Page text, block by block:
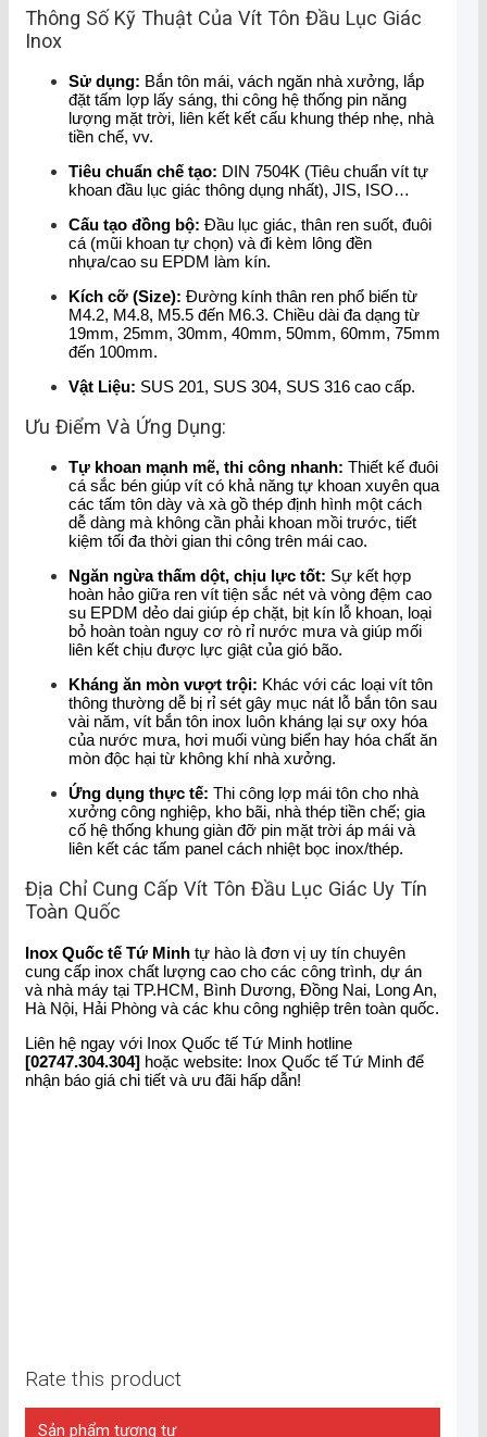
Thông Số Kỹ Thuật Của Vít Tôn Đầu Lục Giác
Inox
Sử dụng: Bắn tôn mái, vách ngăn nhà xưởng, lắp
đặt tấm lợp lấy sáng, thi công hệ thống pin năng
lượng mặt trời, liên kết kết cấu khung thép nhẹ, nhà
tiền chế, vv.
Tiêu chuẩn chế tạo: DIN 7504K (Tiêu chuẩn vít tự
khoan đầu lục giác thông dụng nhất), JIS, ISO…
Cấu tạo đồng bộ: Đầu lục giác, thân ren suốt, đuôi
cá (mũi khoan tự chọn) và đi kèm lông đền
nhựa/cao su EPDM làm kín.
Kích cỡ (Size): Đường kính thân ren phổ biến từ
M4.2, M4.8, M5.5 đến M6.3. Chiều dài đa dạng từ
19mm, 25mm, 30mm, 40mm, 50mm, 60mm, 75mm
đến 100mm.
Vật Liệu: SUS 201, SUS 304, SUS 316 cao cấp.
Ưu Điểm Và Ứng Dụng:
Tự khoan mạnh mẽ, thi công nhanh: Thiết kế đuôi
cá sắc bén giúp vít có khả năng tự khoan xuyên qua
các tấm tôn dày và xà gồ thép định hình một cách
dễ dàng mà không cần phải khoan mồi trước, tiết
kiệm tối đa thời gian thi công trên mái cao.
Ngăn ngừa thấm dột, chịu lực tốt: Sự kết hợp
hoàn hảo giữa ren vít tiện sắc nét và vòng đệm cao
su EPDM dẻo dai giúp ép chặt, bịt kín lỗ khoan, loại
bỏ hoàn toàn nguy cơ rò rỉ nước mưa và giúp mối
liên kết chịu được lực giật của gió bão.
Kháng ăn mòn vượt trội: Khác với các loại vít tôn
thông thường dễ bị rỉ sét gây mục nát lỗ bắn tôn sau
vài năm, vít bắn tôn inox luôn kháng lại sự oxy hóa
của nước mưa, hơi muối vùng biển hay hóa chất ăn
mòn độc hại từ không khí nhà xưởng.
Ứng dụng thực tế: Thi công lợp mái tôn cho nhà
xưởng công nghiệp, kho bãi, nhà thép tiền chế; gia
cố hệ thống khung giàn đỡ pin mặt trời áp mái và
liên kết các tấm panel cách nhiệt bọc inox/thép.
Địa Chỉ Cung Cấp Vít Tôn Đầu Lục Giác Uy Tín
Toàn Quốc
Inox Quốc tế Tứ Minh tự hào là đơn vị uy tín chuyên
cung cấp inox chất lượng cao cho các công trình, dự án
và nhà máy tại TP.HCM, Bình Dương, Đồng Nai, Long An,
Hà Nội, Hải Phòng và các khu công nghiệp trên toàn quốc.
Liên hệ ngay với Inox Quốc tế Tứ Minh hotline
[02747.304.304] hoặc website: Inox Quốc tế Tứ Minh để
nhận báo giá chi tiết và ưu đãi hấp dẫn!
Rate this product
Sản phẩm tương tự